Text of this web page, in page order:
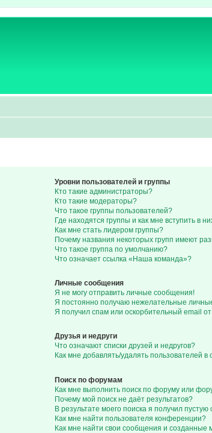
Уровни пользователей и группы
Кто такие администраторы?
Кто такие модераторы?
Что такое группы пользователей?
Где находятся группы и как мне вступить в
Как мне стать лидером группы?
Почему названия некоторых групп имеют
Что такое группа по умолчанию?
Что означает ссылка «Наша команда»?
Личные сообщения
Я не могу отправить личные сообщения!
Я постоянно получаю нежелательные
Я получил спам или оскорбительный email
Друзья и недруги
Что означают списки друзей и недругов?
Как мне добавлять/удалять пользователей в
Поиск по форумам
Как мне выполнить поиск по форуму или
Почему мой поиск не даёт результатов?
В результате моего поиска я получил пустую
Как мне найти пользователя конференции?
Как мне найти свои сообщения и созданные